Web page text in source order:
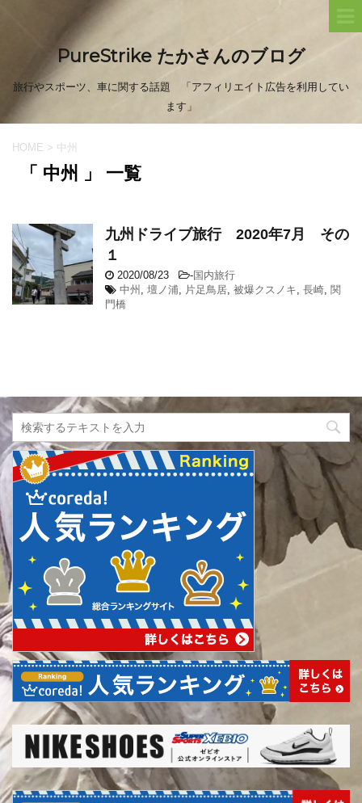
PureStrike たかさんのブログ
旅行やスポーツ、車に関する話題 「アフィリエイト広告を利用してい
ます」
HOME > 中州
「 中州 」 一覧
九州ドライブ旅行 2020年7月 その
１
2020/08/23 -国内旅行
中州 , 壇ノ浦, 片足鳥居, 被爆クスノキ, 長崎, 関
門橋